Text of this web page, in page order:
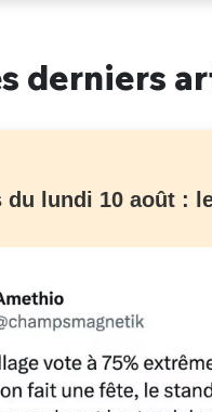
derniers
du lundi 10 août :